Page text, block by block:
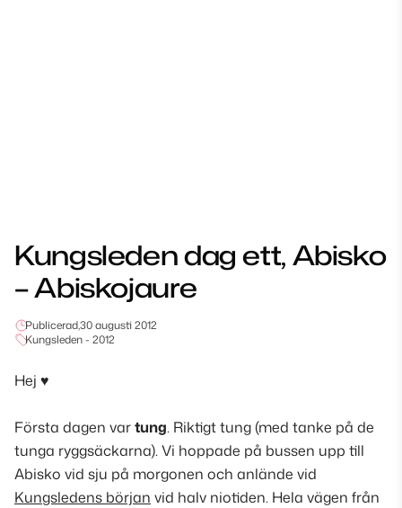
Kungsleden dag ett, Abisko
– Abiskojaure
Publicerad,30 augusti 2012
Kungsleden - 2012
Hej ♥
Första dagen vartung. Riktigt tung(med tanke på de
tunga ryggsäckarna).Vi hoppade på bussen upp till
Abisko vid sju på morgonen och anlände vid
Kungsledens början vid halv niotiden. Hela vägen från